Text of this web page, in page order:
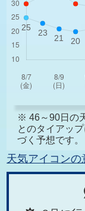
※ 46～90日の
とのタイアッ
づく予想です。
天気アイコンの